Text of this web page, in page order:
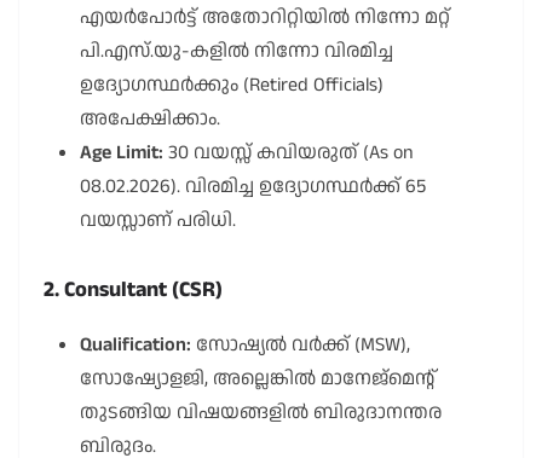
എയർപോർട്ട് അതോറിറ്റിയിൽ നിന്നോ മറ്റ്
പി.എസ്.യു-കളിൽ നിന്നോ വിരമിച്ച
ഉദ്യോഗസ്ഥർക്കും (Retired Officials)
അപേക്ഷിക്കാം.
Age Limit: 30 വയസ്സ് കവിയരുത് (As on
08.02.2026). വിരമിച്ച ഉദ്യോഗസ്ഥർക്ക് 65
വയസ്സാണ് പരിധി.
2. Consultant (CSR)
Qualification: സോഷ്യൽ വർക്ക് (MSW),
സോഷ്യോളജി, അല്ലെങ്കിൽ മാനേജ്‌മെന്റ്
തുടങ്ങിയ വിഷയങ്ങളിൽ ബിരുദാനന്തര
ബിരുദം.